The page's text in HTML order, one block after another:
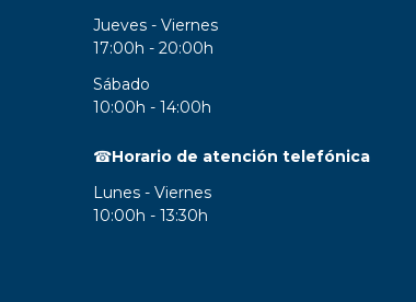
Jueves - Viernes
17:00h - 20:00h
Sábado
10:00h - 14:00h
☎Horario de atención telefónica
Lunes - Viernes
10:00h - 13:30h